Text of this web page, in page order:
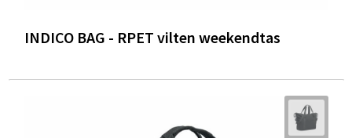
INDICO BAG - RPET vilten weekendtas